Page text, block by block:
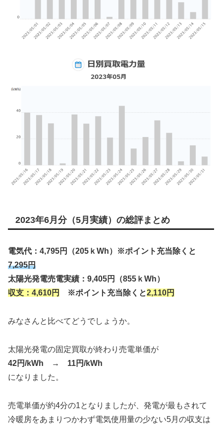
2023年6月分（5月実績）の総評まとめ
電気代： 4,795円（205ｋWh）
※ポイント充当除くと
7,295円
太陽光発電売電実績：9,405円（855ｋWh）
収支：4,610円
※ポイント充当除くと2,110円
みなさんと比べてどうでしょうか。
太陽光発電の固定買取が終わり売電単価が
42円/kWh → 11円/kWh
になりました。
売電単価が約4分の1となりましたが、発電が最もされて
冷暖房をあまりつかわず電気使用量の少ない5月の収支は